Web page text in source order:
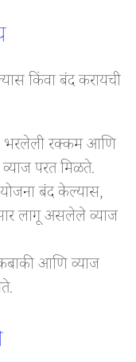
किंवा बंद करायची
भरलेली रक्कम आणि
व्याज परत मिळते.
योजना बंद केल्यास,
लागू असलेले व्याज
आणि व्याज